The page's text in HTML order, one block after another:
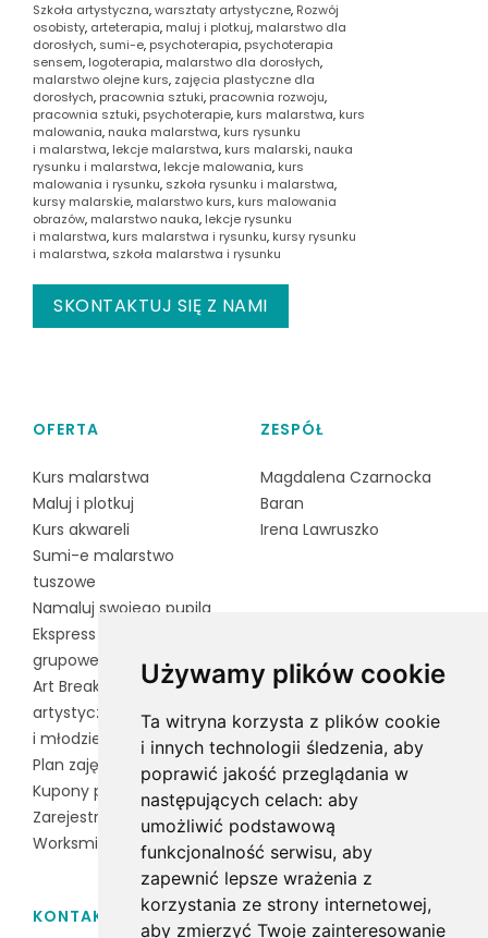
Używamy plików cookie
Ta witryna korzysta z plików cookie
i innych technologii śledzenia, aby
poprawić jakość przeglądania w
następujących celach: aby
umożliwić podstawową
funkcjonalność serwisu, aby
zapewnić lepsze wrażenia z
korzystania ze strony internetowej,
aby zmierzyć Twoje zainteresowanie
Szkoła artystyczna,warsztaty artystyczne, Rozwój
osobisty, arteterapia, maluj i plotkuj, malarstwo dla
dorosłych, sumi-e, psychoterapia, psychoterapia
sensem, logoterapia, malarstwo dla dorosłych,
malarstwo olejne kurs, zajęcia plastyczne dla
dorosłych, pracownia sztuki, pracownia rozwoju,
pracownia sztuki, psychoterapie, kurs malarstwa, kurs
malowania, nauka malarstwa, kurs rysunku
i malarstwa, lekcje malarstwa, kurs malarski, nauka
rysunku i malarstwa, lekcje malowania, kurs
malowania i rysunku, szkoła rysunku i malarstwa,
kursy malarskie, malarstwo kurs, kurs malowania
obrazów, malarstwo nauka, lekcje rysunku
i malarstwa, kurs malarstwa i rysunku, kursy rysunku
i malarstwa, szkoła malarstwa i rysunku
SKONTAKTUJ SIĘ Z NAMI
OFERTA
Kurs malarstwa
Maluj i plotkuj
Kurs akwareli
Sumi-e malarstwo
tuszowe
Namaluj swojego pupila
Ekspress - zajęcia
grupowe dla dorosłych
Art Break to zajęcia
artystyczne dla dzieci
i młodzieży
Plan zajęć
Kupony podarunkowe
Zarejestruj kupon
Worksmile
ZESPÓŁ
Magdalena Czarnocka
Baran
Irena Lawruszko
KONTAKT